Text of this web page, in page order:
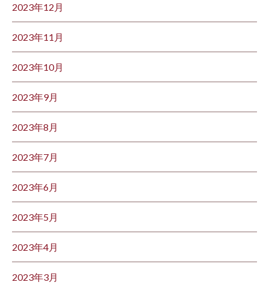
2023年12月
2023年11月
2023年10月
2023年9月
2023年8月
2023年7月
2023年6月
2023年5月
2023年4月
2023年3月